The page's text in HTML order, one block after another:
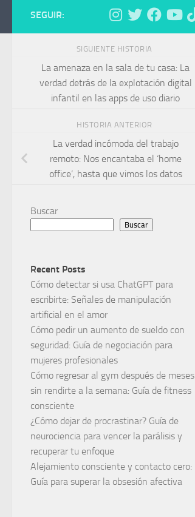
SEGUIR:
SIGUIENTE HISTORIA
La amenaza en la sala de tu casa: La
verdad detrás de la explotación digital
infantil en las apps de uso diario
HISTORIA ANTERIOR
La verdad incómoda del trabajo
remoto: Nos encantaba el ‘home
office’, hasta que vimos los datos
Buscar
Buscar
Recent Posts
Cómo detectar si usa ChatGPT para
escribirte: Señales de manipulación
artificial en el amor
Cómo pedir un aumento de sueldo con
seguridad: Guía de negociación para
mujeres profesionales
Cómo regresar al gym después de meses
sin rendirte a la semana: Guía de fitness
consciente
¿Cómo dejar de procrastinar? Guía de
neurociencia para vencer la parálisis y
recuperar tu enfoque
Alejamiento consciente y contacto cero:
Guía para superar la obsesión afectiva